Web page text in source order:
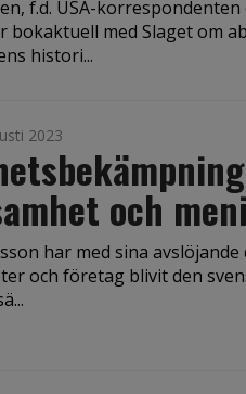
f.d. USA-
bokaktuell med Slaget om
histori...
2023
och
har med sina
och företag blivit den